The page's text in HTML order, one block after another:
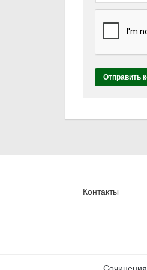
Контакты
Сочинения